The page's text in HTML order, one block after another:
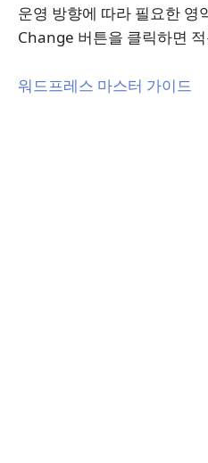
운영 방향에 따라 필요한 영
Change 버튼을 클릭하면
워드프레스 마스터 가이드